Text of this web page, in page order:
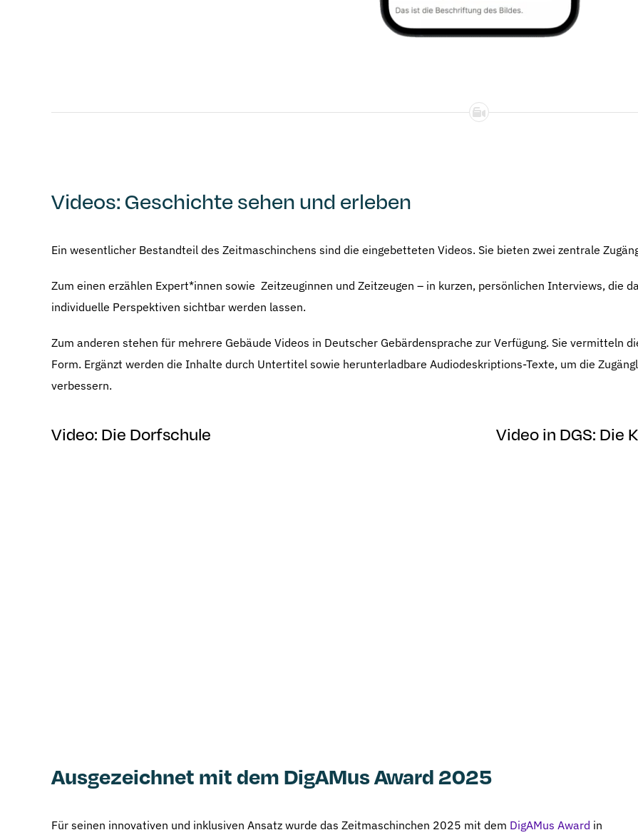
Videos: Geschichte sehen und erleben
Ein wesentlicher Bestandteil des Zeitmaschinchens sind die eingebetteten Videos. Sie bieten zwei zentrale
Zum einen erzählen Expert*innen sowie Zeitzeuginnen und Zeitzeugen – in kurzen, persönlichen Interviews, die
individuelle Perspektiven sichtbar werden lassen.
Zum anderen stehen für mehrere Gebäude Videos in Deutscher Gebärdensprache zur Verfügung. Sie vermitteln
Form. Ergänzt werden die Inhalte durch Untertitel sowie herunterladbare Audiodeskriptions-Texte, um die
verbessern.
Video: Die Dorfschule Video in DGS: Die
Ausgezeichnet mit dem DigAMus Award 2025
Für seinen innovativen und inklusiven Ansatz wurde das Zeitmaschinchen 2025 mit dem DigAMus Award in